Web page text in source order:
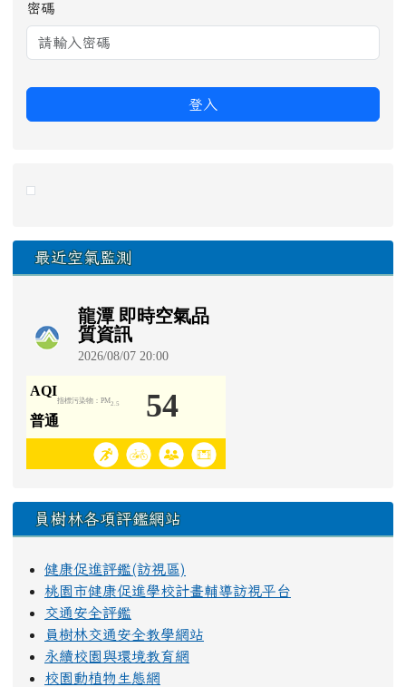
密碼
登入
最近空氣監測
員樹林各項評鑑網站
健康促進評鑑(訪視區)
桃園市健康促進學校計畫輔導訪視平台
交通安全評鑑
員樹林交通安全教學網站
永續校園與環境教育網
校園動植物生態網